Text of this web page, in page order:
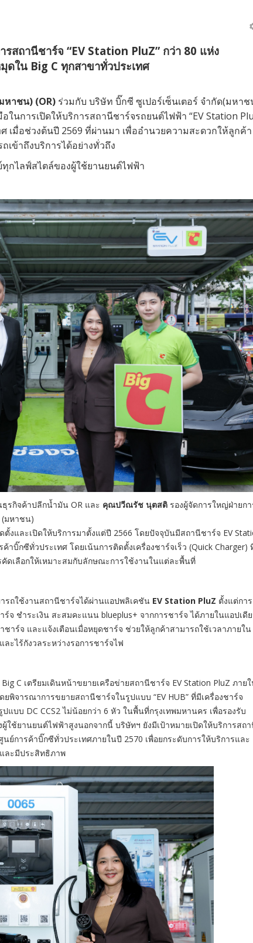
รสถานีชาร์จ “EV Station PluZ” กว่า 80 แห่ง
ดใน Big C ทุกสาขาทั่วประเทศ
หาชน) (OR)ร่วมกับ บริษัท บิ๊กซี ซูเปอร์เซ็นเตอร์ จำกัด(มหาช
ในการเปิดให้บริการสถานีชาร์จรถยนต์ไฟฟ้า “EV Station
เมื่อช่วงต้นปี 2569 ที่ผ่านมา เพื่ออำนวยความสะดวกให้ลูกค้า
เข้าถึงบริการได้อย่างทั่วถึง
กไลฟ์สไตล์ของผู้ใช้ยานยนต์ไฟฟ้า
รกิจค้าปลีกน้ำมัน OR และ คุณปวีณรัช นุตสติ รองผู้จัดการใหญ่ฝ่ายกา
(มหาชน)
ตั้งและเปิดให้บริการมาตั้งแต่ปี 2566 โดยปัจจุบันมีสถานีชาร์จ EV
าบิ๊กซีทั่วประเทศ โดยเน้นการติดตั้งเครื่องชาร์จเร็ว (Quick Charger)
ดเลือกให้เหมาะสมกับลักษณะการใช้งานในแต่ละพื้นที่
รถใช้งานสถานีชาร์จได้ผ่านแอปพลิเคชัน EV Station PluZ ตั้งแต่การ
จ ชำระเงิน สะสมคะแนน blueplus+ จากการชาร์จ ได้ภายในแอปเดี
าร์จ และแจ้งเตือนเมื่อหยุดชาร์จ ช่วยให้ลูกค้าสามารถใช้เวลาภายใน
ะไร้กังวลระหว่างรอการชาร์จไฟ
C เตรียมเดินหน้าขยายเครือข่ายสถานีชาร์จ EV Station PluZ ภาย
พิจารณาการขยายสถานีชาร์จในรูปแบบ “EV HUB” ที่มีเครื่องชาร์จ
แบบ DC CCS2 ไม่น้อยกว่า 6 หัว ในพื้นที่กรุงเทพมหานคร เพื่อรองรับ
ช้ยานยนต์ไฟฟ้าสูงนอกจากนี้ บริษัทฯ ยังมีเป้าหมายเปิดให้บริการสถ
ย์การค้าบิ๊กซีทั่วประเทศภายในปี 2570 เพื่อยกระดับการให้บริการและ
ละมีประสิทธิภาพ